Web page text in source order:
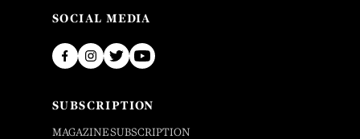
SOCIAL MEDIA
SUBSCRIPTION
MAGAZINE SUBSCRIPTION